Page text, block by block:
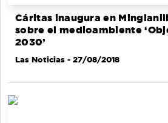
Cáritas inaugura en
sobre el medioambiente
2030’
Las Noticias - 27/08/2018